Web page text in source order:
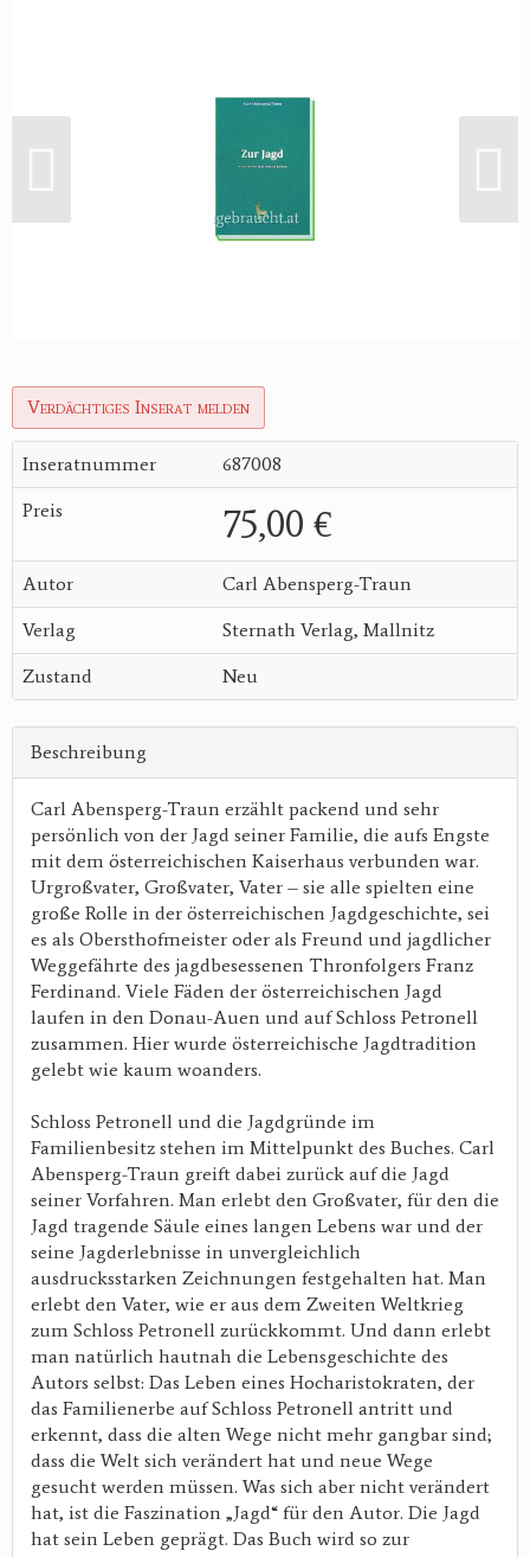
Verdächtiges Inserat melden
Inseratnummer 687008
Preis 75,00 €
Autor Carl Abensperg-Traun
Verlag Sternath Verlag, Mallnitz
Zustand Neu
Beschreibung
Carl Abensperg-Traun erzählt packend und sehr
persönlich von der Jagd seiner Familie, die aufs Engste
mit dem österreichischen Kaiserhaus verbunden war.
Urgroßvater, Großvater, Vater – sie alle spielten eine
große Rolle in der österreichischen Jagdgeschichte, sei
es als Obersthofmeister oder als Freund und jagdlicher
Weggefährte des jagdbesessenen Thronfolgers Franz
Ferdinand. Viele Fäden der österreichischen Jagd
laufen in den Donau-Auen und auf Schloss Petronell
zusammen. Hier wurde österreichische Jagdtradition
gelebt wie kaum woanders.
Schloss Petronell und die Jagdgründe im
Familienbesitz stehen im Mittelpunkt des Buches. Carl
Abensperg-Traun greift dabei zurück auf die Jagd
seiner Vorfahren. Man erlebt den Großvater, für den die
Jagd tragende Säule eines langen Lebens war und der
seine Jagderlebnisse in unvergleichlich
ausdrucksstarken Zeichnungen festgehalten hat. Man
erlebt den Vater, wie er aus dem Zweiten Weltkrieg
zum Schloss Petronell zurückkommt. Und dann erlebt
man natürlich hautnah die Lebensgeschichte des
Autors selbst: Das Leben eines Hocharistokraten, der
das Familienerbe auf Schloss Petronell antritt und
erkennt, dass die alten Wege nicht mehr gangbar sind;
dass die Welt sich verändert hat und neue Wege
gesucht werden müssen. Was sich aber nicht verändert
hat, ist die Faszination „Jagd“ für den Autor. Die Jagd
hat sein Leben geprägt. Das Buch wird so zur